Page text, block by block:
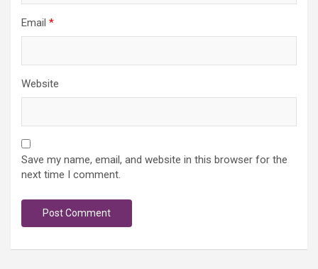
Email *
Website
Save my name, email, and website in this browser for the
next time I comment.